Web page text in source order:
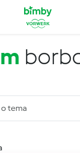
principal